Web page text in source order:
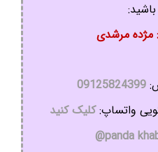
باشید:
مژده مرشدی
09125824399
واتساپ:کلیک کنید
panda